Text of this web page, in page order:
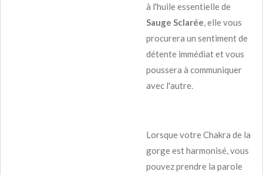
à l'huile essentielle de
Sauge Sclarée, elle vous
procurera un sentiment de
détente immédiat et vous
poussera à communiquer
avec l'autre.
Lorsque votre Chakra de la
gorge est harmonisé, vous
pouvez prendre la parole